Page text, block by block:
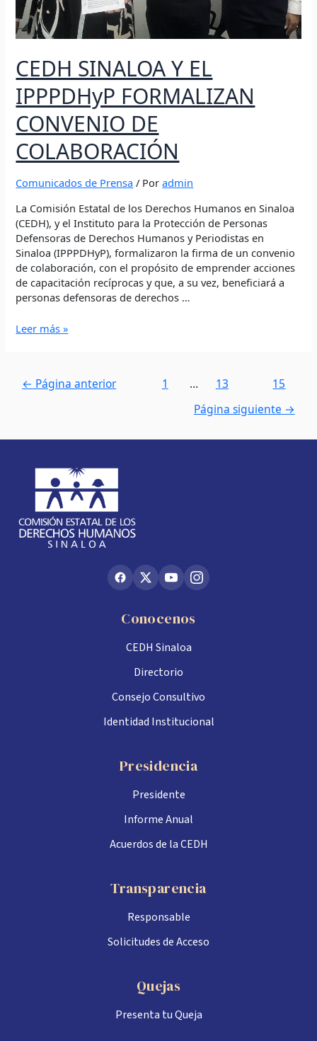
CEDH SINALOA Y EL
IPPPDHyP FORMALIZAN
CONVENIO DE
COLABORACIÓN
Comunicados de Prensa / Poradmin
La Comisión Estatal de los Derechos Humanos en Sinaloa
(CEDH), y el Instituto para la Protección de Personas
Defensoras de Derechos Humanos y Periodistas en
Sinaloa (IPPPDHyP), formalizaron la firma de un convenio
de colaboración, con el propósito de emprender acciones
de capacitación recíprocas y que, a su vez, beneficiará a
personas defensoras de derechos …
Leer más »
← Página anterior 1 … 13
15
Página siguiente →
Conocenos
CEDH Sinaloa
Directorio
Consejo Consultivo
Identidad Institucional
Presidencia
Presidente
Informe Anual
Acuerdos de la CEDH
Transparencia
Responsable
Solicitudes de Acceso
Quejas
Presenta tu Queja